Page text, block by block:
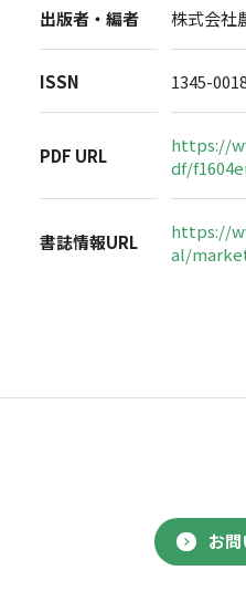
出版者・編者 株式会社
ISSN 1345-
PDF URL
https://
df/
書誌情報URL
https://
al/
お